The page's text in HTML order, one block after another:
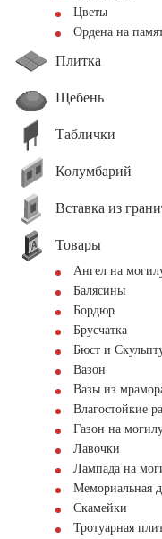
Цветы
Ордена на
Плитка
Щебень
Таблички
Колумбарий
Вставка из
Товары
Ангел на
Балясины
Бордюр
Брусчатка
Бюст и
Вазон
Вазы из
Влагостойкие
Газон на
Лавочки
Лампада на
Мемориальная
Скамейки
Тротуарная